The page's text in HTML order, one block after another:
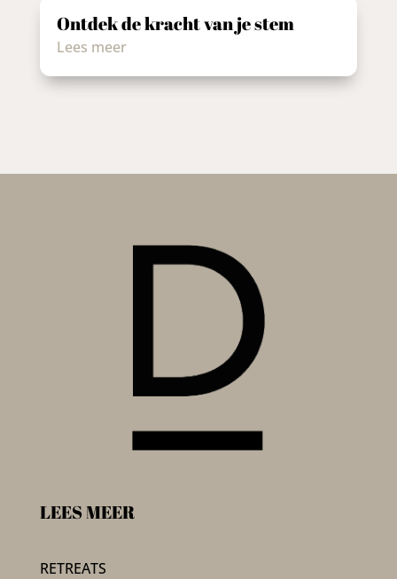
Ontdek de kracht van je stem
Lees meer
LEES MEER
RETREATS